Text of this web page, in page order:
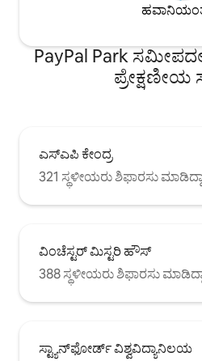
PayPal Park
ಪ್ರೇಕ್ಷಣೀಯ
ಎಸ್‌ಎಪಿ ಕೇಂದ್ರ
321 ಸ್ಥಳೀಯರು ಶಿಫಾರಸು
ವಿಂಚೆಸ್ಟರ್ ಮಿಸ್ಟರಿ ಹೌಸ್
388 ಸ್ಥಳೀಯರು ಶಿಫಾರಸು
ಸ್ಟ್ಯಾನ್‌ಫೋರ್ಡ್ ವಿಶ್ವವಿದ್ಯಾನಿಲಯ